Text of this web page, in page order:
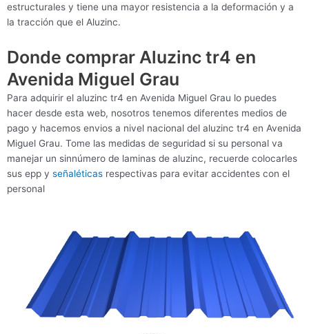
estructurales y tiene una mayor resistencia a la deformación y a
la tracción que el Aluzinc.
Donde comprar Aluzinc tr4 en
Avenida Miguel Grau
Para adquirir el aluzinc tr4 en Avenida Miguel Grau lo puedes
hacer desde esta web, nosotros tenemos diferentes medios de
pago y hacemos envios a nivel nacional del aluzinc tr4 en Avenida
Miguel Grau. Tome las medidas de seguridad si su personal va
manejar un sinnúmero de laminas de aluzinc, recuerde colocarles
sus epp y señaléticas respectivas para evitar accidentes con el
personal